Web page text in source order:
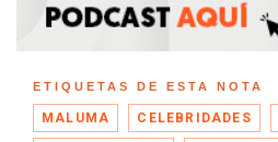
ETIQUETAS DE ESTA NOTA
MALUMA CELEBRIDADES